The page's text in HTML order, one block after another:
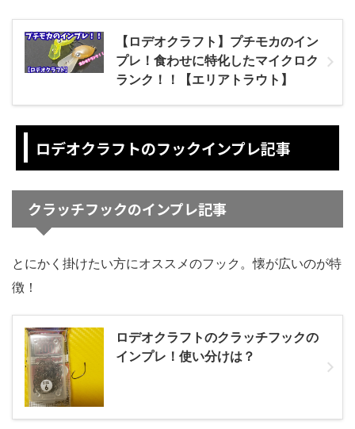
【ロデオクラフト】プチモカのイン
プレ！食わせに特化したマイクロク
ランク！！【エリアトラウト】
ロデオクラフトのフックインプレ記事
クラッチフックのインプレ記事
とにかく掛けたい方にオススメのフック。懐が広いのが特
徴！
ロデオクラフトのクラッチフックの
インプレ！使い分けは？